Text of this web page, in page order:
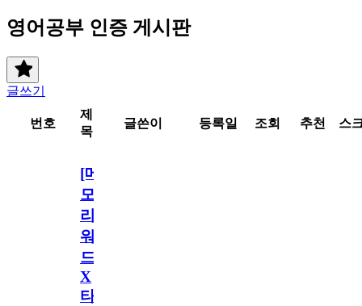
영어공부 인증 게시판
글쓰기
번호
제
목
글쓴이 등록일 조회 추천 스
[메
모
리
워
드
X
타